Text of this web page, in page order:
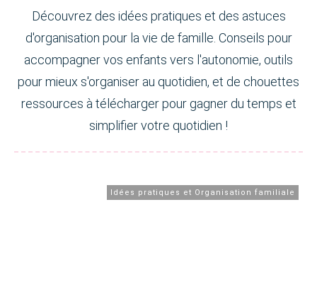
Découvrez des idées pratiques et des astuces
d'organisation pour la vie de famille. Conseils pour
accompagner vos enfants vers l'autonomie, outils
pour mieux s'organiser au quotidien, et de chouettes
ressources à télécharger pour gagner du temps et
simplifier votre quotidien !
Idées pratiques et Organisation familiale